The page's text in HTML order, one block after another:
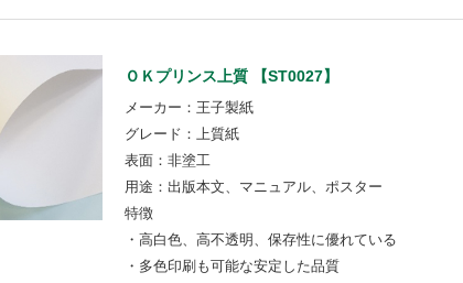
ＯＫプリンス上質 【ST0027】
メーカー：王子製紙
グレード：上質紙
表面：非塗工
用途：出版本文、マニュアル、ポスター
特徴
・高白色、高不透明、保存性に優れている
・多色印刷も可能な安定した品質